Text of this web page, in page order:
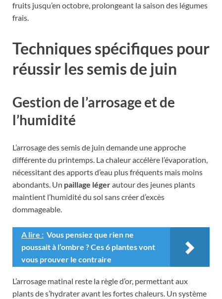
fruits jusqu’en octobre, prolongeant la saison des légumes
frais.
Techniques spécifiques pour
réussir les semis de juin
Gestion de l’arrosage et de
l’humidité
L’arrosage des semis de juin demande une approche
différente du printemps. La chaleur accélère l’évaporation,
nécessitant des apports d’eau plus fréquents mais moins
abondants. Un paillage légerautour des jeunes plants
maintient l’humidité du sol sans créer d’excès
dommageable.
A lire : Vous pensiez que rien ne
poussait à l’ombre ? Ces 6 plantes vont
vous prouver le contraire
L’arrosage matinal reste la règle d’or, permettant aux
plants de s’hydrater avant les fortes chaleurs. Un système